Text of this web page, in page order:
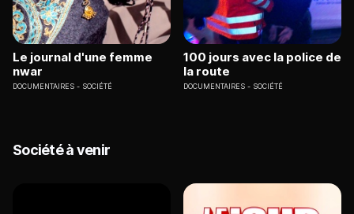
Le journal d'une femme
nwar
DOCUMENTAIRES SOCIÉTÉ
100 jours avec la police de
la route
DOCUMENTAIRES SOCIÉTÉ
Société à venir